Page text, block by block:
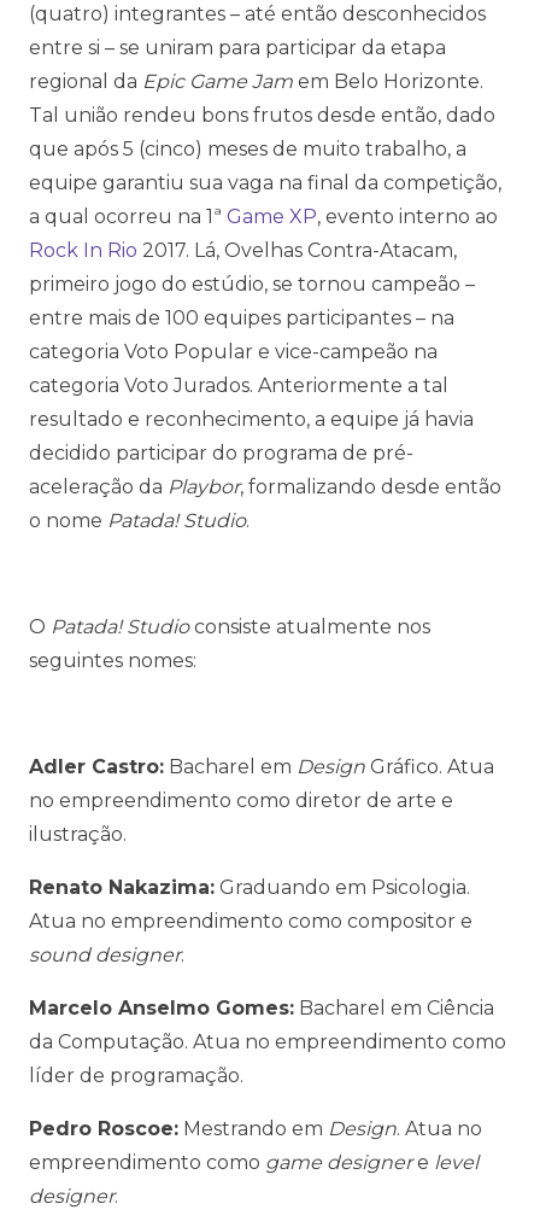
(quatro) integrantes – até então desconhecidos
entre si – se uniram para participar da etapa
regional da Epic Game Jam em Belo Horizonte.
Tal união rendeu bons frutos desde então, dado
que após 5 (cinco) meses de muito trabalho, a
equipe garantiu sua vaga na final da competição,
a qual ocorreu na 1ª Game XP, evento interno ao
Rock In Rio 2017. Lá, Ovelhas Contra-Atacam,
primeiro jogo do estúdio, se tornou campeão –
entre mais de 100 equipes participantes – na
categoria Voto Popular e vice-campeão na
categoria Voto Jurados. Anteriormente a tal
resultado e reconhecimento, a equipe já havia
decidido participar do programa de pré-
aceleração da Playbor, formalizando desde então
o nome Patada! Studio.
O Patada! Studioconsiste atualmente nos
seguintes nomes:
Adler Castro: Bacharel em Design Gráfico. Atua
no empreendimento como diretor de arte e
ilustração.
Renato Nakazima: Graduando em Psicologia.
Atua no empreendimento como compositor e
sound designer.
Marcelo Anselmo Gomes: Bacharel em Ciência
da Computação. Atua no empreendimento como
líder de programação.
Pedro Roscoe: Mestrando em Design. Atua no
empreendimento como game designere level
designer.